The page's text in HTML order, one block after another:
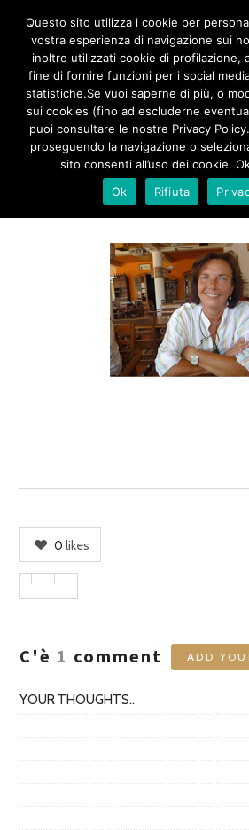
PAOLA_LANTIERI
0 likes
C'è 1 comment ADD
Questo sito utilizza i cookie per
vostra esperienza di navigazione sui
inoltre utilizzati cookie di profilazione,
fine di fornire funzioni per i social
statistiche.Se vuoi saperne di più, o
sui cookies (fino ad escluderne
puoi consultare le nostre Privacy
proseguendo la navigazione o
sito consenti all’uso dei cookie.
Ok
Rifiuta